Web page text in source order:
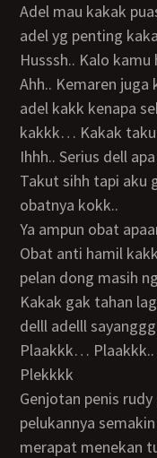
Adel mau kakak puasin aja sekarang jangan mikirin
adel yg penting
Husssh.. Kalo
Ahh.. Kemaren juga kakak keluarin didalam memek
adel kakk kenapa
kakkk… Kakak
Ihhh.. Serius dell
Takut sihh tapi aku gak pikirin kakk aku udah siapin
obatnya kokk..
Ya ampun obat
Obat anti hamil kakk dari ginaaa aaaaahhhbh… Kakk
pelan dong masih
Kakak gak tahan lagi dell udah mau croottt aahhh
delll adelll
Plaakkk… Plaakkk.. Pleeekk pleekkk.. Pleekkk..
Plekkkk
Genjotan penis rudy perlahan bertambah cepat lagi
pelukannya
merapat menekan